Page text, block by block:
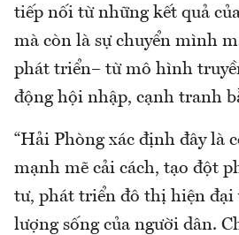
tiếp nối từ những kết quả
mà còn là sự chuyển mình
phát triển– từ mô hình
động hội nhập, cạnh tranh
“Hải Phòng xác định đây là
mạnh mẽ cải cách, tạo đột
tư, phát triển đô thị hiện đại
lượng sống của người dân.